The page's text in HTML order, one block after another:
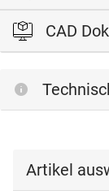
Die Säulen
aufgeschoben
CAD
herunterladen
Artikel